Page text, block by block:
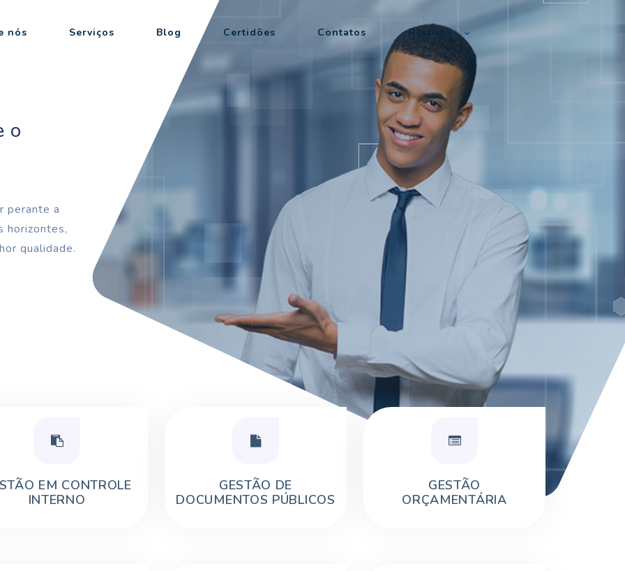
nós Serviços Blog Certidões Contatos Restrito
o
perante a
horizontes,
qualidade.
EM CONTROLE
INTERNO
GESTÃO DE
DOCUMENTOS PÚBLICOS
GESTÃO
ORÇAMENTÁRIA